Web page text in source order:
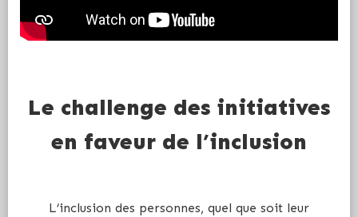
Le challenge des initiatives
en faveur de l’inclusion
L’inclusion des personnes, quel que soit leur